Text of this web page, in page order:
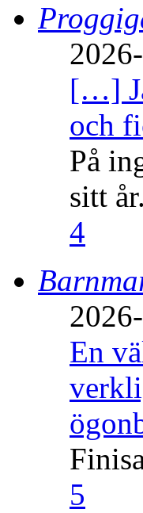
[…]
och
På
sitt
4
En
5